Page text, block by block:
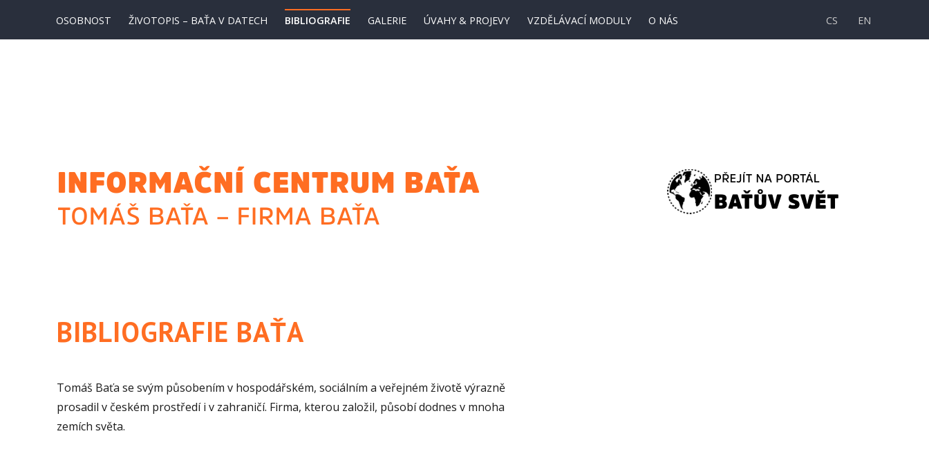
OSOBNOST ŽIVOTOPIS – BAŤA V DATECH BIBLIOGRAFIE GALERIE ÚVAHY & PROJEVY VZDĚLÁVACÍ MODULY O NÁS CS EN
BIBLIOGRAFIE BAŤA
Tomáš Baťa se svým působením v hospodářském, sociálním a veřejném životě výrazně
prosadil v českém prostředí i v zahraničí. Firma, kterou založil, působí dodnes v mnoha
zemích světa.